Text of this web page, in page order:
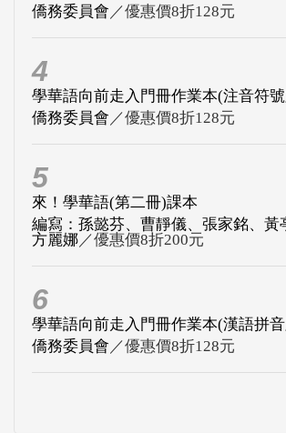
僑務委員會 ／優惠價8折128元
4
學華語向前走入門冊作業本(注音符
僑務委員會 ／優惠價8折128元
5
來！學華語(第二冊)課本
編寫：孫懿芬、曹靜儀、張家銘、黃
方麗娜／優惠價8折200元
6
學華語向前走入門冊作業本(漢語拼
僑務委員會 ／優惠價8折128元